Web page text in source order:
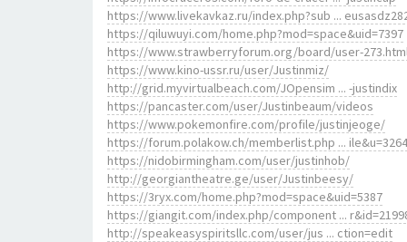
https://www.livekavkaz.ru/index.php?sub ...
https://qiluwuyi.com/home.php?mod=space&uid=7397
https://www.strawberryforum.org/board/user-
https://www.kino-ussr.ru/user/Justinmiz/
http://grid.myvirtualbeach.com/JOpensim ... -justindix
https://pancaster.com/user/Justinbeaum/videos
https://www.pokemonfire.com/profile/justinjeoge/
https://forum.polakow.ch/memberlist.php ... ile&u=3264
https://nidobirmingham.com/user/justinhob/
http://georgiantheatre.ge/user/Justinbeesy/
https://3ryx.com/home.php?mod=space&uid=5387
https://giangit.com/index.php/component ...
http://speakeasyspiritsllc.com/user/jus ... ction=edit